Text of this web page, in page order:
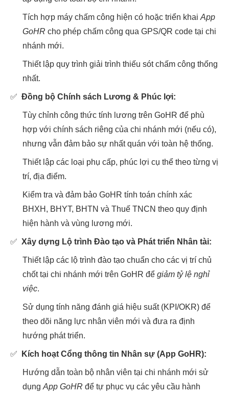
Tích hợp máy chấm công hiện có hoặc triển khai App
GoHR cho phép chấm công qua GPS/QR code tại chi
nhánh mới.
Thiết lập quy trình giải trình thiếu sót chấm công thống
nhất.
✅ Đồng bộ Chính sách Lương & Phúc lợi:
Tùy chỉnh công thức tính lương trên GoHR để phù
hợp với chính sách riêng của chi nhánh mới (nếu có),
nhưng vẫn đảm bảo sự nhất quán với toàn hệ thống.
Thiết lập các loại phụ cấp, phúc lợi cụ thể theo từng vị
trí, địa điểm.
Kiểm tra và đảm bảo GoHR tính toán chính xác
BHXH, BHYT, BHTN và Thuế TNCN theo quy định
hiện hành và vùng lương mới.
✅ Xây dựng Lộ trình Đào tạo và Phát triển Nhân tài:
Thiết lập các lộ trình đào tạo chuẩn cho các vị trí chủ
chốt tại chi nhánh mới trên GoHR để giảm tỷ lệ nghỉ
việc.
Sử dụng tính năng đánh giá hiệu suất (KPI/OKR) để
theo dõi năng lực nhân viên mới và đưa ra định
hướng phát triển.
✅ Kích hoạt Cổng thông tin Nhân sự (App GoHR):
Hướng dẫn toàn bộ nhân viên tại chi nhánh mới sử
dụng App GoHR để tự phục vụ các yêu cầu hành